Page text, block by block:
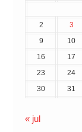
2
3
9
10
16
17
23
24
30
31
« jul